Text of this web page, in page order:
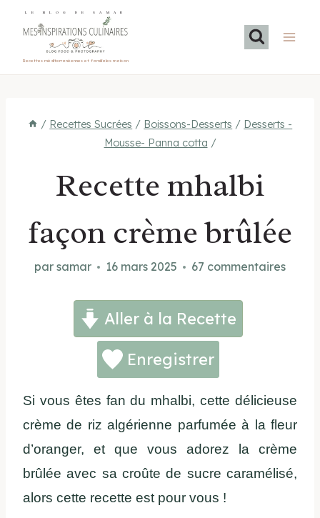
LE BLOG DE SAMAR
Recettes méditerranéennes et familiales maison
/ Recettes Sucrées / Boissons-Desserts / Desserts -
Mousse- Panna cotta /
Recette mhalbi
façon crème brûlée
par samar 16 mars 2025 67 commentaires
Aller à la Recette
Enregistrer
Si vous êtes fan du mhalbi, cette délicieuse
crème de riz algérienne parfumée à la fleur
d’oranger, et que vous adorez la crème
brûlée avec sa croûte de sucre caramélisé,
alors cette recette est pour vous !